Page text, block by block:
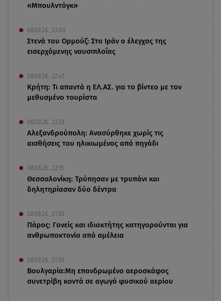
«Μπουλντόγκ»
08.08.26 , 23:00
Στενά του Ορμούζ: Στο Ιράν ο έλεγχος της
εισερχόμενης ναυσιπλοΐας
08.08.26 , 22:45
Κρήτη: Τι απαντά η ΕΛ.ΑΣ. για το βίντεο με τον
μεθυσμένο τουρίστα
08.08.26 , 22:33
Αλεξανδρούπολη: Ανασύρθηκε χωρίς τις
αισθήσεις του ηλικιωμένος από πηγάδι
08.08.26 , 22:15
Θεσσαλονίκη: Τρύπησαν με τρυπάνι και
δηλητηρίασαν δύο δέντρα
08.08.26 , 21:50
Πάρος: Γονείς και ιδιοκτήτης κατηγορούνται για
ανθρωποκτονία από αμέλεια
08.08.26 , 21:38
Βουλγαρία:Μη επανδρωμένο αεροσκάφος
συνετρίβη κοντά σε αγωγό φυσικού αερίου